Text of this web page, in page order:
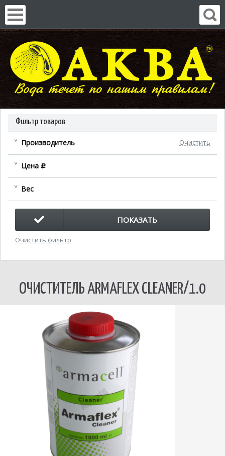
Фильтр товаров
Производитель Очистить
Цена c
Вес
ПОКАЗАТЬ
Очистить фильтр
ОЧИСТИТЕЛЬ ARMAFLEX CLEANER/1.0